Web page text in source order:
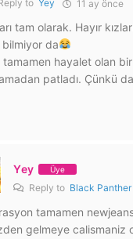
to Yey 11 ay önce
tam olarak. Hayır
da
tamamen hayalet olan
patladı. Çünkü
Yey Üye
Reply to Black Panther
tamamen
gelmeye